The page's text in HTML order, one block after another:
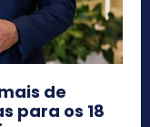
de
para os 18